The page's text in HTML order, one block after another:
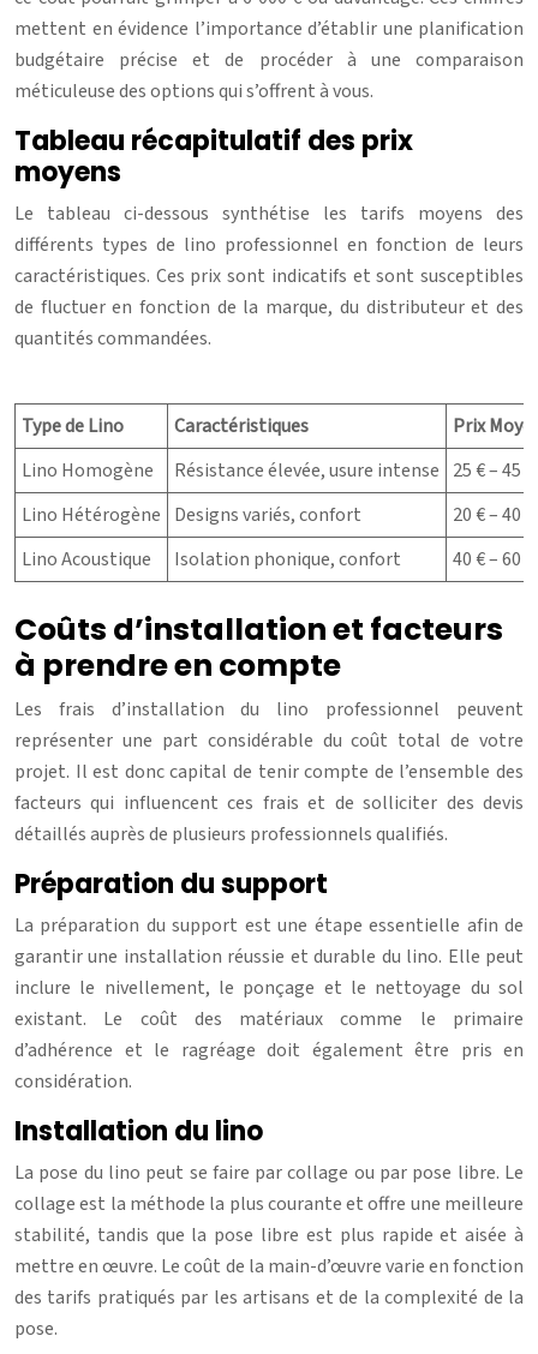
mettent en évidence l’importance d’établir une planification
budgétaire précise et de procéder à une comparaison
méticuleuse des options qui s’offrent à vous.
Tableau récapitulatif des prix
moyens
Le tableau ci-dessous synthétise les tarifs moyens des
différents types de lino professionnel en fonction de leurs
caractéristiques. Ces prix sont indicatifs et sont susceptibles
de fluctuer en fonction de la marque, du distributeur et des
quantités commandées.
Type de Lino Caractéristiques
Prix
Lino Homogène
Résistance élevée, usure intense 25 € – 45 €
Lino Hétérogène Designs variés, confort
20 € – 40 €
Lino Acoustique
Isolation phonique, confort 40 € – 60 €
Coûts d’installation et facteurs
à prendre en compte
Les frais d’installation du lino professionnel peuvent
représenter une part considérable du coût total de votre
projet. Il est donc capital de tenir compte de l’ensemble des
facteurs qui influencent ces frais et de solliciter des devis
détaillés auprès de plusieurs professionnels qualifiés.
Préparation du support
La préparation du support est une étape essentielle afin de
garantir une installation réussie et durable du lino. Elle peut
inclure le nivellement, le ponçage et le nettoyage du sol
existant. Le coût des matériaux comme le primaire
d’adhérence et le ragréage doit également être pris en
considération.
Installation du lino
La pose du lino peut se faire par collage ou par pose libre. Le
collage est la méthode la plus courante et offre une meilleure
stabilité, tandis que la pose libre est plus rapide et aisée à
mettre en œuvre. Le coût de la main-d’œuvre varie en fonction
des tarifs pratiqués par les artisans et de la complexité de la
pose.